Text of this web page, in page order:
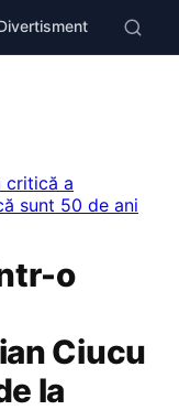
Stil de
critică a
sunt 50 de ani
o
Ciucu
la